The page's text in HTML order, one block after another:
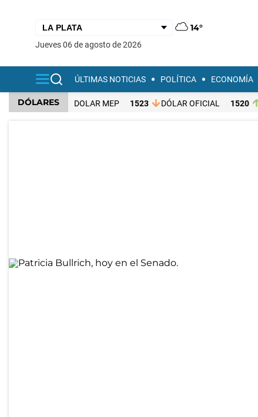
14°
jueves 06 de agosto de 2026
ÚLTIMAS NOTICIAS POLÍTICA ECONOMÍA
DÓLARES DOLAR MEP 1523 DÓLAR OFICIAL 1520